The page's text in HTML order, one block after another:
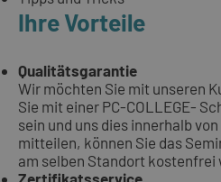
Ihre Vorteile
Qualitätsgarantie
Wir möchten Sie mit unseren
Sie mit einer PC-COLLEGE-
sein und uns dies innerhalb
mitteilen, können Sie das
am selben Standort kostenfrei
Zertifikatsservice